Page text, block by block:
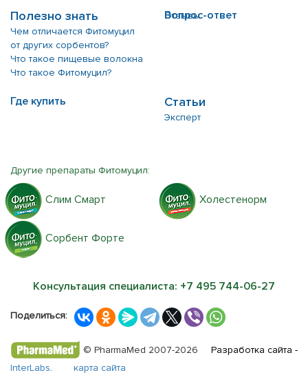
Полезно знать
Чем отличается Фитомуцил
от других сорбентов?
Что такое пищевые волокна
Что такое Фитомуцил?
Вопрос-ответ
Отзывы
Где купить Статьи
Эксперт
Другие препараты Фитомуцил:
Слим Смарт Холестенорм
Сорбент Форте
Консультация специалиста: +7 495 744-06-27
Поделиться:
© PharmaMed 2007-2026
Разработка сайта -
InterLabs. карта сайта